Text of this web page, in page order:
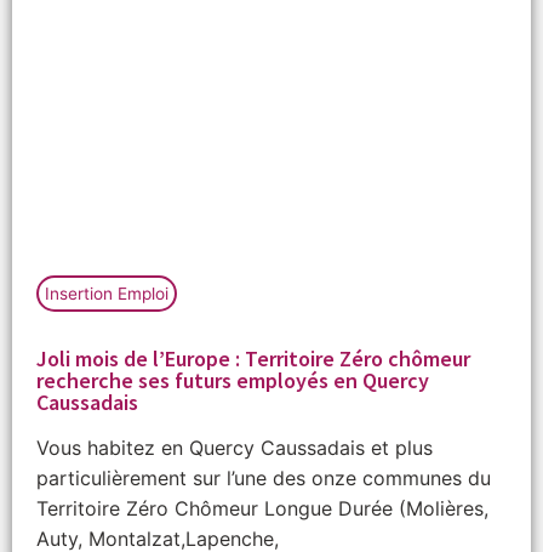
Insertion Emploi
Joli mois de l’Europe : Territoire Zéro chômeur
recherche ses futurs employés en Quercy
Caussadais
Vous habitez en Quercy Caussadais et plus
particulièrement sur l’une des onze communes du
Territoire Zéro Chômeur Longue Durée (Molières,
Auty, Montalzat,Lapenche,